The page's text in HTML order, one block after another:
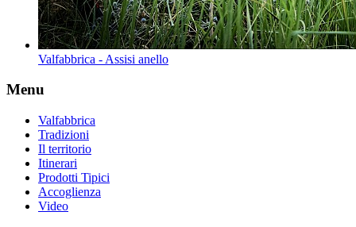
Valfabbrica - Assisi anello
Menu
Valfabbrica
Tradizioni
Il territorio
Itinerari
Prodotti Tipici
Accoglienza
Video